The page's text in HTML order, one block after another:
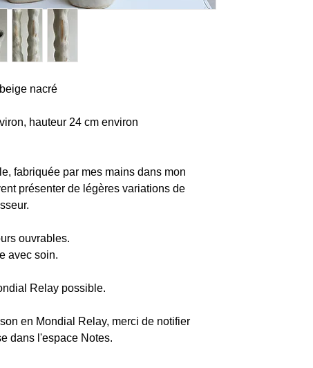
nacré
hauteur 24 cm environ
fabriquée par mes mains dans mon
présenter de légères variations de
ouvrables.
avec soin.
Relay possible.
en Mondial Relay, merci de notifier
dans l'espace Notes.